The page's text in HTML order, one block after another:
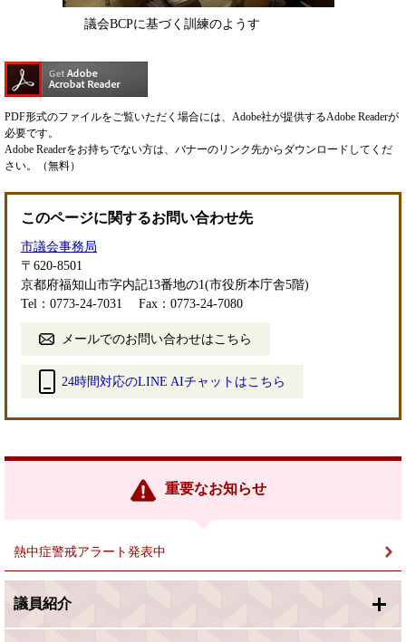
議会BCPに基づく訓練のようす
PDF形式のファイルをご覧いただく場合には、Adobe社が提供するAdobe Readerが
必要です。
Adobe Readerをお持ちでない方は、バナーのリンク先からダウンロードしてくだ
さい。（無料）
このページに関するお問い合わせ先
市議会事務局
〒620-8501
京都府福知山市字内記13番地の1(市役所本庁舎5階)
Tel：0773-24-7031
Fax：0773-24-7080
メールでのお問い合わせはこちら
24時間対応のLINE AIチャットはこちら
リ
重要なお知らせ
熱中症警戒アラート発表中
議員紹介